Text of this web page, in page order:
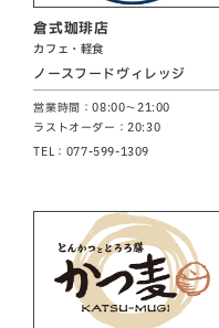
倉式珈琲店
カフェ・軽食
ノースフードヴィレッジ
営業時間：08:00～21:00
ラストオーダー：20:30
TEL：077-599-1309